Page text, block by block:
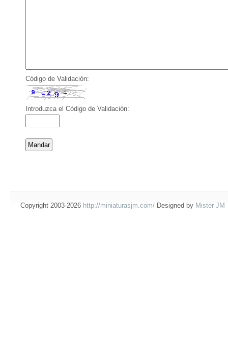
Código de Validación:
Introduzca el Código de Validación:
Copyright 2003-2026 http://miniaturasjm.com/ Designed by Mister JM